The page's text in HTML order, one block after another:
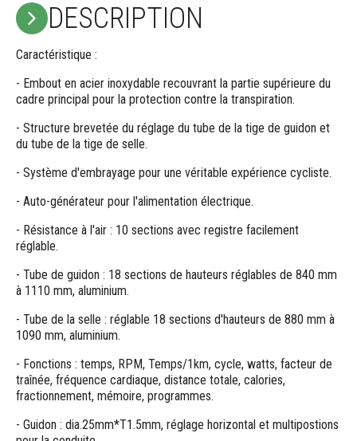
DESCRIPTION
Caractéristique :
- Embout en acier inoxydable recouvrant la partie supérieure du
cadre principal pour la protection contre la transpiration.
- Structure brevetée du réglage du tube de la tige de guidon et
du tube de la tige de selle.
- Système d'embrayage pour une véritable expérience cycliste.
- Auto-générateur pour l'alimentation électrique.
- Résistance à l'air : 10 sections avec registre facilement
réglable.
- Tube de guidon : 18 sections de hauteurs réglables de 840 mm
à 1110 mm, aluminium.
- Tube de la selle : réglable 18 sections d'hauteurs de 880 mm à
1090 mm, aluminium.
- Fonctions : temps, RPM, Temps/1km, cycle, watts, facteur de
traînée, fréquence cardiaque, distance totale, calories,
fractionnement, mémoire, programmes.
- Guidon : dia.25mm*T1.5mm, réglage horizontal et multipostions